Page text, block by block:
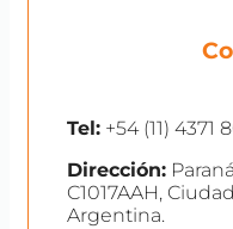
Tel: +54 (11) 4371
Dirección:
C1017AAH,
Argentina.